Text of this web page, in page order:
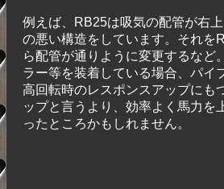
例えば、RB25は吸気の配管が右
の悪い構造をしています。それを
ら配管が通りように変更するなど
ラー等を装着している場合、パイ
高回転時のレスポンスアップにも
ップと言うより、効率よく馬力を
ったところかもしれません。